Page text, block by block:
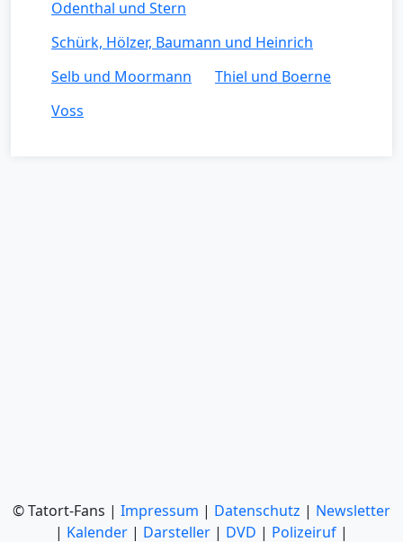
Odenthal und Stern
Schürk, Hölzer, Baumann und Heinrich
Selb und Moormann
Thiel und Boerne
Voss
© Tatort-Fans | Impressum | Datenschutz | Newsletter
| Kalender | Darsteller | DVD | Polizeiruf |